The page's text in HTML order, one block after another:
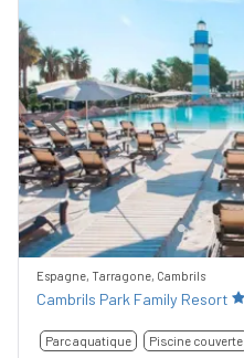
Previous
Espagne, Tarragone, Cambrils
Cambrils Park Family Resort
Parc aquatique Piscine couverte